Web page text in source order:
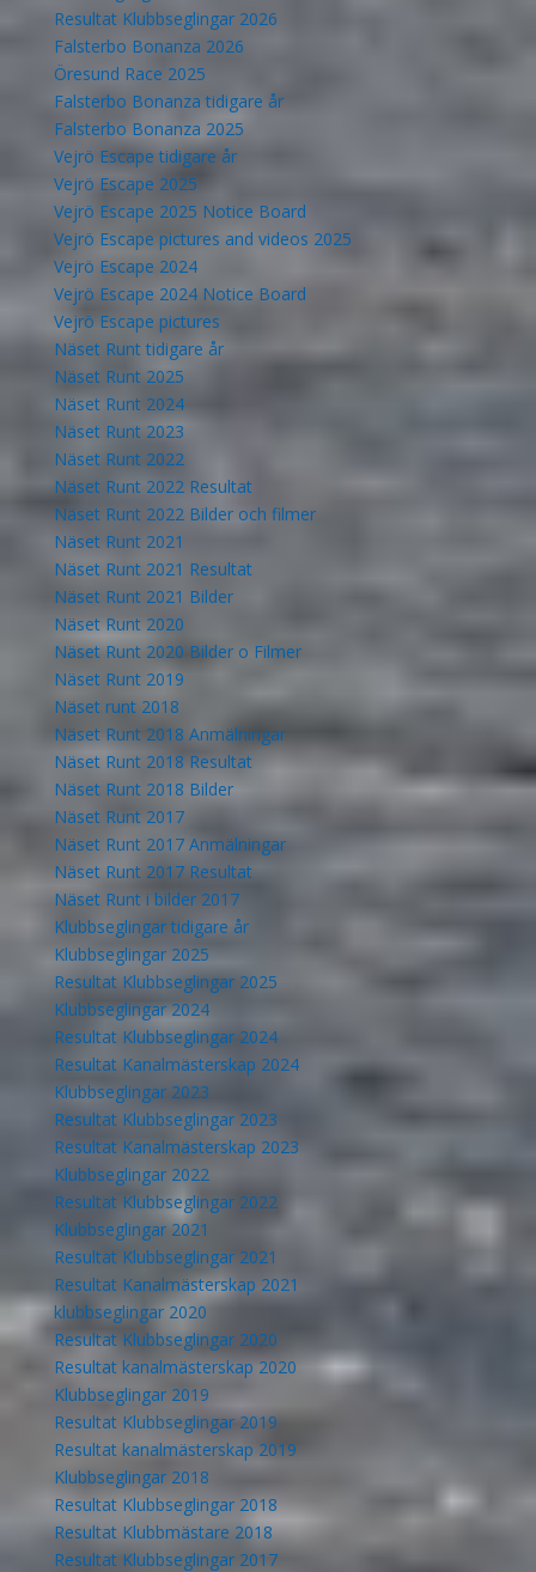
Resultat Klubbseglingar 2026
Falsterbo Bonanza 2026
Öresund Race 2025
Falsterbo Bonanza tidigare år
Falsterbo Bonanza 2025
Vejrö Escape tidigare år
Vejrö Escape 2025
Vejrö Escape 2025 Notice Board
Vejrö Escape pictures and videos 2025
Vejrö Escape 2024
Vejrö Escape 2024 Notice Board
Vejrö Escape pictures
Näset Runt tidigare år
Näset Runt 2025
Näset Runt 2024
Näset Runt 2023
Näset Runt 2022
Näset Runt 2022 Resultat
Näset Runt 2022 Bilder och filmer
Näset Runt 2021
Näset Runt 2021 Resultat
Näset Runt 2021 Bilder
Näset Runt 2020
Näset Runt 2020 Bilder o Filmer
Näset Runt 2019
Näset runt 2018
Näset Runt 2018 Anmälningar
Näset Runt 2018 Resultat
Näset Runt 2018 Bilder
Näset Runt 2017
Näset Runt 2017 Anmälningar
Näset Runt 2017 Resultat
Näset Runt i bilder 2017
Klubbseglingar tidigare år
Klubbseglingar 2025
Resultat Klubbseglingar 2025
Klubbseglingar 2024
Resultat Klubbseglingar 2024
Resultat Kanalmästerskap 2024
Klubbseglingar 2023
Resultat Klubbseglingar 2023
Resultat Kanalmästerskap 2023
Klubbseglingar 2022
Resultat Klubbseglingar 2022
Klubbseglingar 2021
Resultat Klubbseglingar 2021
Resultat Kanalmästerskap 2021
klubbseglingar 2020
Resultat Klubbseglingar 2020
Resultat kanalmästerskap 2020
Klubbseglingar 2019
Resultat Klubbseglingar 2019
Resultat kanalmästerskap 2019
Klubbseglingar 2018
Resultat Klubbseglingar 2018
Resultat Klubbmästare 2018
Resultat Klubbseglingar 2017